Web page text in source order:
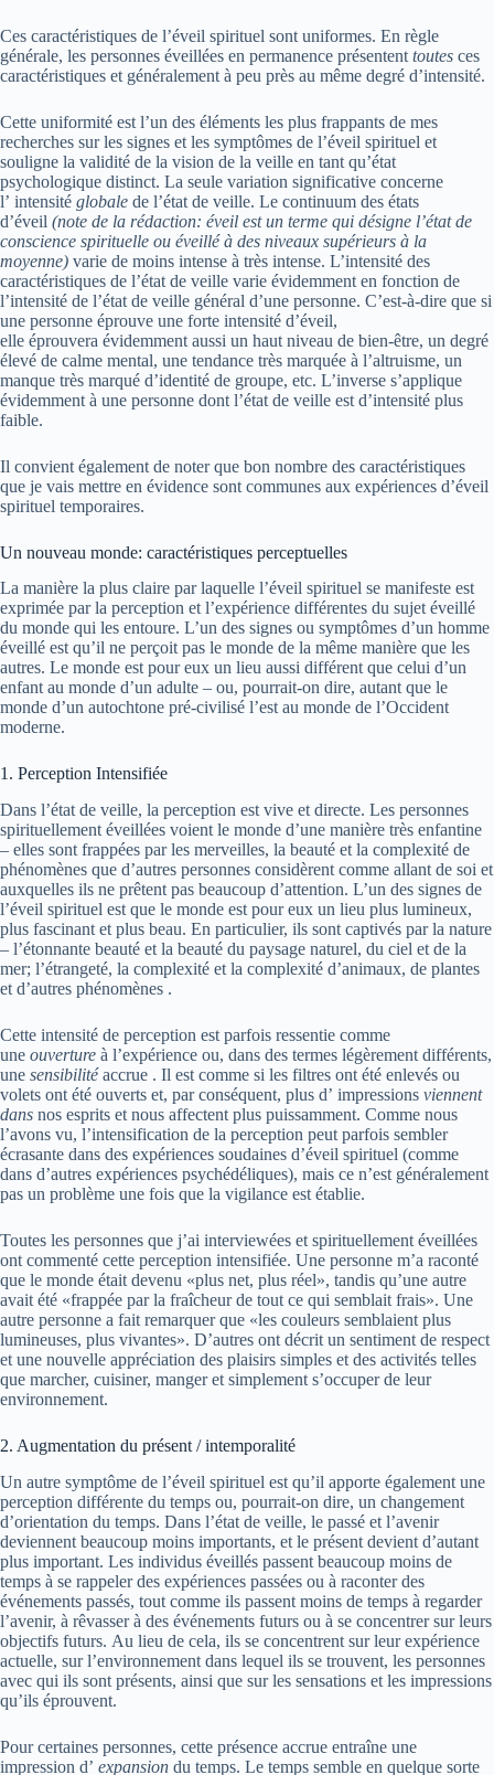
Ces caractéristiques de l’éveil spirituel sont uniformes. En règle
générale, les personnes éveillées en permanence présentent toutes ces
caractéristiques et généralement à peu près au même degré d’intensité.
Cette uniformité est l’un des éléments les plus frappants de mes
recherches sur les signes et les symptômes de l’éveil spirituel et
souligne la validité de la vision de la veille en tant qu’état
psychologique distinct. La seule variation significative concerne
l’ intensité globale de l’état de veille. Le continuum des états
d’éveil (note de la rédaction: éveil est un terme qui désigne l’état de
conscience spirituelle ou éveillé à des niveaux supérieurs à la
moyenne) varie de moins intense à très intense. L’intensité des
caractéristiques de l’état de veille varie évidemment en fonction de
l’intensité de l’état de veille général d’une personne. C’est-à-dire que si
une personne éprouve une forte intensité d’éveil,
elle éprouvera évidemment aussi un haut niveau de bien-être, un degré
élevé de calme mental, une tendance très marquée à l’altruisme, un
manque très marqué d’identité de groupe, etc. L’inverse s’applique
évidemment à une personne dont l’état de veille est d’intensité plus
faible.
Il convient également de noter que bon nombre des caractéristiques
que je vais mettre en évidence sont communes aux expériences d’éveil
spirituel temporaires.
Un nouveau monde: caractéristiques perceptuelles
La manière la plus claire par laquelle l’éveil spirituel se manifeste est
exprimée par la perception et l’expérience différentes du sujet éveillé
du monde qui les entoure. L’un des signes ou symptômes d’un homme
éveillé est qu’il ne perçoit pas le monde de la même manière que les
autres. Le monde est pour eux un lieu aussi différent que celui d’un
enfant au monde d’un adulte – ou, pourrait-on dire, autant que le
monde d’un autochtone pré-civilisé l’est au monde de l’Occident
moderne.
1. Perception Intensifiée
Dans l’état de veille, la perception est vive et directe. Les personnes
spirituellement éveillées voient le monde d’une manière très enfantine
– elles sont frappées par les merveilles, la beauté et la complexité de
phénomènes que d’autres personnes considèrent comme allant de soi et
auxquelles ils ne prêtent pas beaucoup d’attention. L’un des signes de
l’éveil spirituel est que le monde est pour eux un lieu plus lumineux,
plus fascinant et plus beau. En particulier, ils sont captivés par la nature
– l’étonnante beauté et la beauté du paysage naturel, du ciel et de la
mer; l’étrangeté, la complexité et la complexité d’animaux, de plantes
et d’autres phénomènes .
Cette intensité de perception est parfois ressentie comme
une ouverture à l’expérience ou, dans des termes légèrement différents,
une sensibilitéaccrue . Il est comme si les filtres ont été enlevés ou
volets ont été ouverts et, par conséquent, plus d’ impressions viennent
dans nos esprits et nous affectent plus puissamment. Comme nous
l’avons vu, l’intensification de la perception peut parfois sembler
écrasante dans des expériences soudaines d’éveil spirituel (comme
dans d’autres expériences psychédéliques), mais ce n’est généralement
pas un problème une fois que la vigilance est établie.
Toutes les personnes que j’ai interviewées et spirituellement éveillées
ont commenté cette perception intensifiée. Une personne m’a raconté
que le monde était devenu «plus net, plus réel», tandis qu’une autre
avait été «frappée par la fraîcheur de tout ce qui semblait frais». Une
autre personne a fait remarquer que «les couleurs semblaient plus
lumineuses, plus vivantes». D’autres ont décrit un sentiment de respect
et une nouvelle appréciation des plaisirs simples et des activités telles
que marcher, cuisiner, manger et simplement s’occuper de leur
environnement.
2. Augmentation du présent / intemporalité
Un autre symptôme de l’éveil spirituel est qu’il apporte également une
perception différente du temps ou, pourrait-on dire, un changement
d’orientation du temps. Dans l’état de veille, le passé et l’avenir
deviennent beaucoup moins importants, et le présent devient d’autant
plus important. Les individus éveillés passent beaucoup moins de
temps à se rappeler des expériences passées ou à raconter des
événements passés, tout comme ils passent moins de temps à regarder
l’avenir, à rêvasser à des événements futurs ou à se concentrer sur leurs
objectifs futurs. Au lieu de cela, ils se concentrent sur leur expérience
actuelle, sur l’environnement dans lequel ils se trouvent, les personnes
avec qui ils sont présents, ainsi que sur les sensations et les impressions
qu’ils éprouvent.
Pour certaines personnes, cette présence accrue entraîne une
impression d’ expansion du temps. Le temps semble en quelque sorte